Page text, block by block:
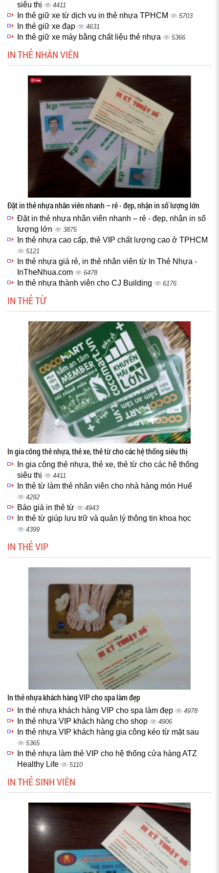
siêu thị
4411
In thẻ giữ xe từ dịch vụ in thẻ nhựa TPHCM 5703
In thẻ giữ xe đạp 4631
In thẻ giữ xe máy bằng chất liệu thẻ nhựa 5366
IN THẺ NHÂN VIÊN
Đặt in thẻ nhựa nhân viên nhanh – rẻ - đẹp, nhận in số lượng lớn
Đặt in thẻ nhựa nhân viên nhanh – rẻ - đẹp, nhận in số
lượng lớn
3875
In thẻ nhựa cao cấp, thẻ VIP chất lượng cao ở TPHCM
5121
In thẻ nhựa giá rẻ, in thẻ nhân viên từ In Thẻ Nhựa -
InTheNhua.com
6478
In thẻ nhựa thành viên cho CJ Building 6176
IN THẺ TỪ
In gia công thẻ nhựa, thẻ xe, thẻ từ cho các hệ thống siêu thị
In gia công thẻ nhựa, thẻ xe, thẻ từ cho các hệ thống
siêu thị
4411
In thẻ từ làm thẻ nhân viên cho nhà hàng món Huế
4292
Báo giá in thẻ từ 4943
In thẻ từ giúp lưu trữ và quản lý thông tin khoa học
4399
IN THẺ VIP
In thẻ nhựa khách hàng VIP cho spa làm đẹp
In thẻ nhựa khách hàng VIP cho spa làm đẹp 4978
In thẻ nhựa VIP khách hàng cho shop 4906
In thẻ nhựa VIP khách hàng gia công kéo từ mặt sau
5365
In thẻ nhựa làm thẻ VIP cho hệ thống cửa hàng ATZ
Healthy Life
5110
IN THẺ SINH VIÊN